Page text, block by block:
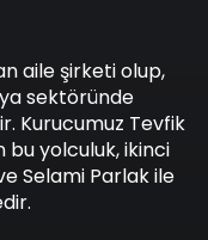
aile şirketi olup,
sektöründe
Kurucumuz Tevfik
bu yolculuk, ikinci
Selami Parlak ile